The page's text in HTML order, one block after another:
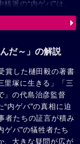
派の“内ゲバ”は、
放派）をも巻き込む
人の“内ゲバ”の
た失敗を、理想に燃
だ～」の解説
賞した樋田毅の著書
里塚に生きる」「三
」の代島治彦監督
内ゲバ”の真相に迫
者たちの証言が積み
ゲバ”の犠牲者たち
、大きな疑問が広が